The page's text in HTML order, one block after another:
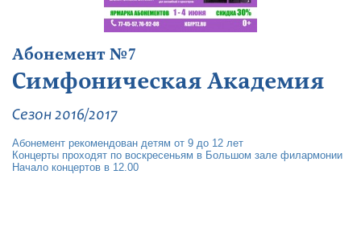
Абонемент №7
Симфоническая Академия
Сезон 2016/2017
Абонемент рекомендован детям от 9 до 12 лет
Концерты проходят по воскресеньям в Большом зале филармонии
Начало концертов в 12.00